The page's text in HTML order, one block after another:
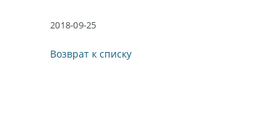
2018-09-25
Возврат к списку